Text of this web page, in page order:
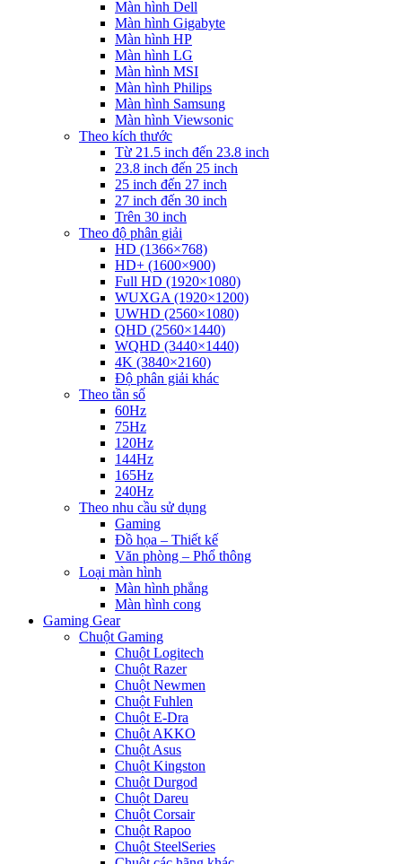
Màn hình Dell
Màn hình Gigabyte
Màn hình HP
Màn hình LG
Màn hình MSI
Màn hình Philips
Màn hình Samsung
Màn hình Viewsonic
Theo kích thước
Từ 21.5 inch đến 23.8 inch
23.8 inch đến 25 inch
25 inch đến 27 inch
27 inch đến 30 inch
Trên 30 inch
Theo độ phân giải
HD (1366×768)
HD+ (1600×900)
Full HD (1920×1080)
WUXGA (1920×1200)
UWHD (2560×1080)
QHD (2560×1440)
WQHD (3440×1440)
4K (3840×2160)
Độ phân giải khác
Theo tần số
60Hz
75Hz
120Hz
144Hz
165Hz
240Hz
Theo nhu cầu sử dụng
Gaming
Đồ họa – Thiết kế
Văn phòng – Phổ thông
Loại màn hình
Màn hình phẳng
Màn hình cong
Gaming Gear
Chuột Gaming
Chuột Logitech
Chuột Razer
Chuột Newmen
Chuột Fuhlen
Chuột E-Dra
Chuột AKKO
Chuột Asus
Chuột Kingston
Chuột Durgod
Chuột Dareu
Chuột Corsair
Chuột Rapoo
Chuột SteelSeries